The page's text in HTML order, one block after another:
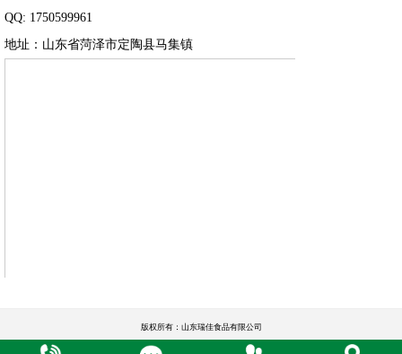
QQ: 1750599961
地址：山东省菏泽市定陶县马集镇
版权所有：山东瑞佳食品有限公司